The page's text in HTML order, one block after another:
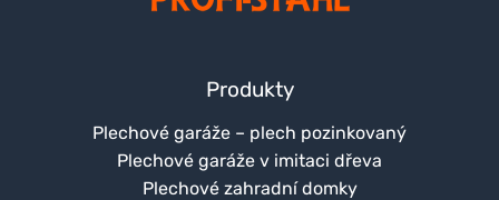
Produkty
Plechové garáže – plech pozinkovaný
Plechové garáže v imitaci dřeva
Plechové zahradní domky